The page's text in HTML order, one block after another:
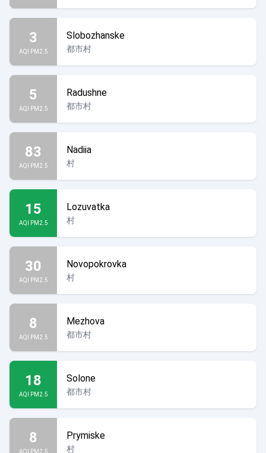
3
AQI PM2.5
Slobozhanske
都市村
5
AQI PM2.5
Radushne
都市村
83
AQI PM2.5
Nadiia
村
15
AQI PM2.5
Lozuvatka
村
30
AQI PM2.5
Novopokrovka
村
8
AQI PM2.5
Mezhova
都市村
18
AQI PM2.5
Solone
都市村
8
AQI PM2.5
Prymiske
村